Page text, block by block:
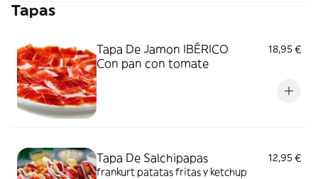
Tapas
Tapa De Jamon IBÉRICO
Con pan con tomate
18,95 €
Tapa De Salchipapas
12,95 €
frankurt patatas fritas y ketchup